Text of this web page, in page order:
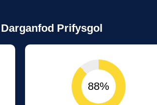
Darganfod Prifysgol
88%